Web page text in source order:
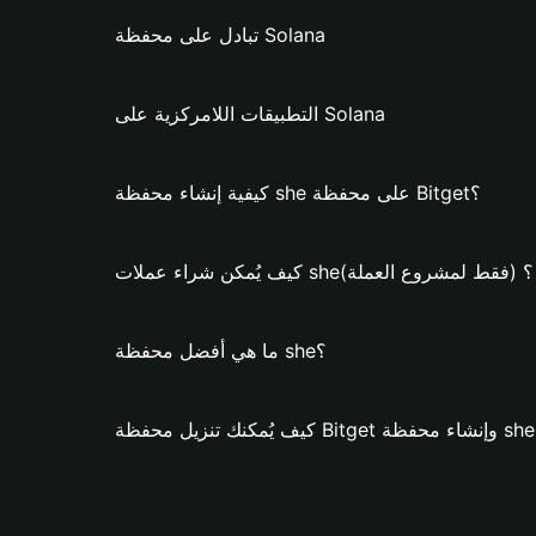
تبادل على محفظة Solana
التطبيقات اللامركزية على Solana
كيفية إنشاء محفظة she على محفظة Bitget؟
كيف يُمكن شراء عملات she؟ (فقط لمشروع العملة)
ما هي أفضل محفظة she؟